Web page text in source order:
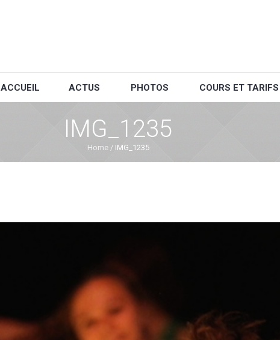
ACCUEIL ACTUS PHOTOS COURS ET TARIFS
IMG_1235
Home / IMG_1235